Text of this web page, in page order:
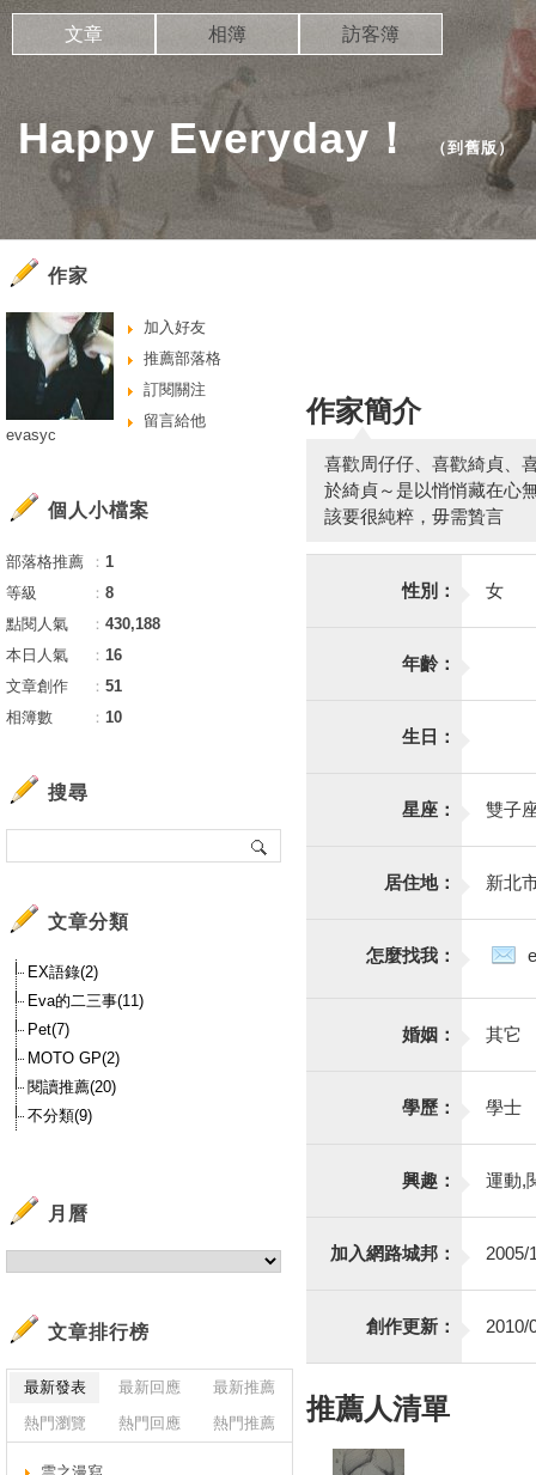
Happy Everyday！ （到舊版）
文章 相簿 訪客簿
作家簡介
喜歡周仔仔、喜歡綺貞、
於綺貞～是以悄悄藏在心
該要很純粹，毋需贄言
性別： 女
年齡：
生日：
星座： 雙子
居住地： 新北
怎麼找我：
婚姻： 其它
學歷： 學士
興趣： 運動,
加入網路城邦： 2005/
創作更新： 2010/
推薦人清單
作家
加入好友
推薦部落格
訂閱關注
留言給他
evasyc
個人小檔案
部落格推薦 ： 1
等級
： 8
點閱人氣
： 430,188
本日人氣
： 16
文章創作
： 51
相簿數
： 10
搜尋
文章分類
EX語錄(2)
Eva的二三事(11)
Pet(7)
MOTO GP(2)
閱讀推薦(20)
不分類(9)
月曆
文章排行榜
最新發表 最新回應
最新推薦
熱門瀏覽
熱門回應 熱門推薦